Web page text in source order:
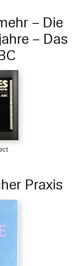
– Die
– Das
Praxis